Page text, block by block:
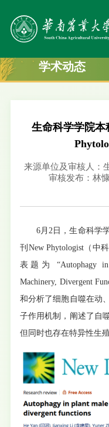
学术动态
生命科学学院本
来源单位及审核人：
审核发布：林
6月2日，生命科学
刊New Phytologist（中
表题为 “Autophagy in
Machinery, Divergent
和分析了细胞自噬在动
子作用机制，阐述了自
但同时也存在特异性生